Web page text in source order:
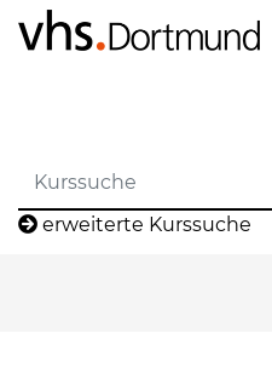
erweiterte Kurssuche